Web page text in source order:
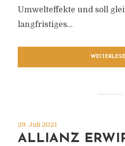
Umwelteffekte und soll
langfristiges...
29. Juli 2021
ALLIANZ